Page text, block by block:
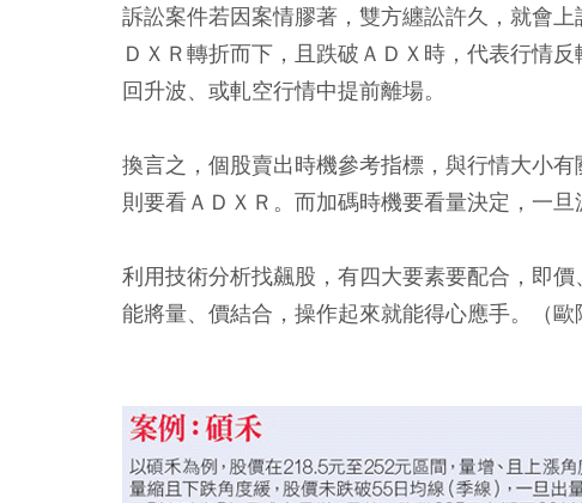
訴訟案件若因案情膠著，雙方纏訟許久，就會
ＤＸＲ轉折而下，且跌破ＡＤＸ時，代表行情
回升波、或軋空行情中提前離場。
換言之，個股賣出時機參考指標，與行情大小
則要看ＡＤＸＲ。而加碼時機要看量決定，一
利用技術分析找飆股，有四大要素要配合，即
能將量、價結合，操作起來就能得心應手。（歐